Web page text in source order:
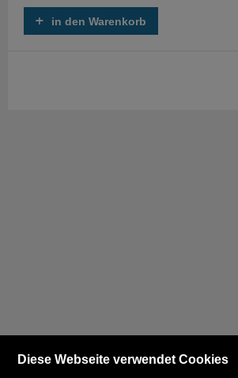
in den Warenkorb
Diese Webseite verwendet Cookies